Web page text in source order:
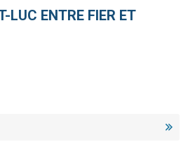
LUC ENTRE FIER ET